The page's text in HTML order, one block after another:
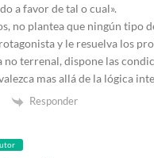
a favor de tal o cual».
no plantea que ningún tipo
y le resuelva los
no terrenal, dispone las
mas allá de la lógica
Responder